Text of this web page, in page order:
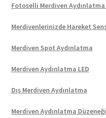
Fotoselli Merdiven
Merdivenlerinizde Hareket
Merdiven Spot Aydınlatma
Merdiven Aydınlatma LED
Dış Merdiven Aydınlatma
Merdiven Aydınlatma Düzeneği